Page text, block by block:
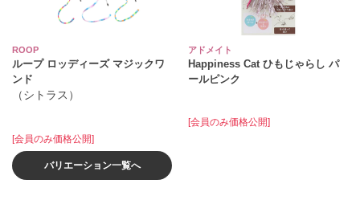
ROOP
ループ ロッディーズ マジックワ
ンド
（シトラス）
[会員のみ価格公開]
バリエーション一覧へ
アドメイト
Happiness Cat ひもじゃらし パ
ールピンク
[会員のみ価格公開]